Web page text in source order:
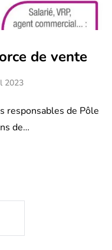
de vente
2023
responsables de Pôle
de…